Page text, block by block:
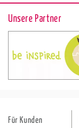
Unsere Partner
Für Kunden